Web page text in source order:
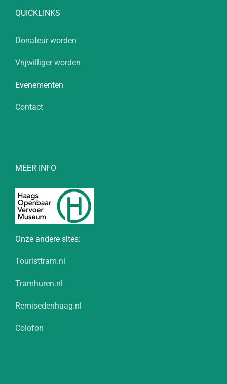
QUICKLINKS
Donateur worden
Vrijwilliger worden
Evenementen
Contact
MEER INFO
Onze andere sites:
Touristtram.nl
Tramhuren.nl
Remisedenhaag.nl
Colofon